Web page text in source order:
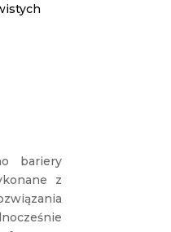
bariery
z